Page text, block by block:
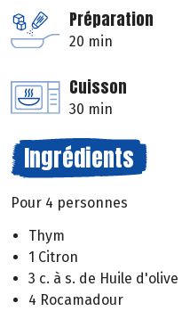
Préparation
20 min
Cuisson
30 min
Ingrédients
Pour 4 personnes
Thym
1 Citron
3 c. à s. de Huile d'olive
4 Rocamadour